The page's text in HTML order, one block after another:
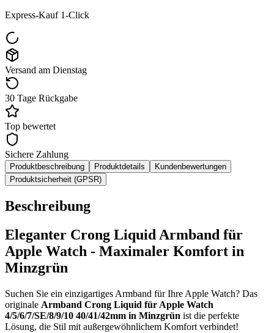
Express-Kauf 1-Click
Versand am Dienstag
30 Tage Rückgabe
Top bewertet
Sichere Zahlung
Produktbeschreibung Produktdetails
Kundenbewertungen
Produktsicherheit (GPSR)
Beschreibung
Eleganter Crong Liquid Armband für
Apple Watch - Maximaler Komfort in
Minzgrün
Suchen Sie ein einzigartiges Armband für Ihre Apple Watch? Das
originale Armband Crong Liquid für Apple Watch
4/5/6/7/SE/8/9/10 40/41/42mm in Minzgrün ist die perfekte
Lösung, die Stil mit außergewöhnlichem Komfort verbindet!